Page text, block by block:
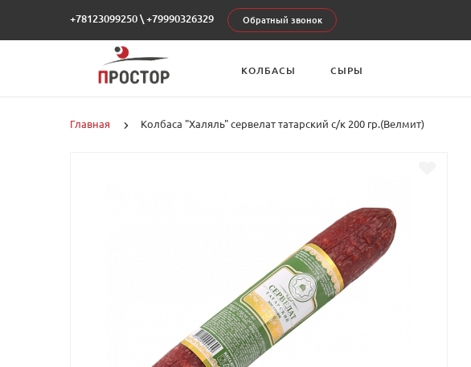
+78123099250 \ +79990326329 Обратный звонок
КОЛБАСЫ СЫРЫ
Главная Колбаса "Халяль" сервелат татарский с/к 200 гр.(Велмит)